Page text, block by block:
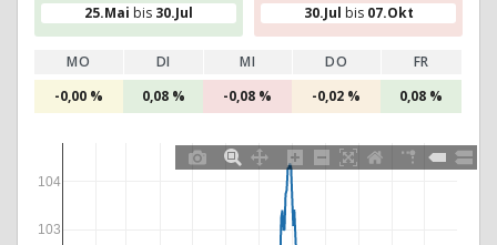
103
104
25.Mai bis 30.Jul 30.Jul bis 07.Okt
MO DI MI DO
FR
-0,00 %
0,08 % -0,08 % -0,02 % 0,08 %